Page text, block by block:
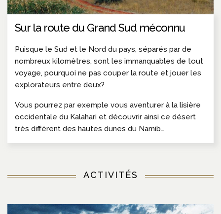
Sur la route du Grand Sud méconnu
Puisque le Sud et le Nord du pays, séparés par de
nombreux kilomètres, sont les immanquables de tout
voyage, pourquoi ne pas couper la route et jouer les
explorateurs entre deux?
Vous pourrez par exemple vous aventurer à la lisière
occidentale du Kalahari et découvrir ainsi ce désert
très différent des hautes dunes du Namib…
ACTIVITÉS